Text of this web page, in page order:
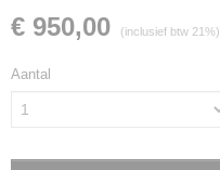
€ 950,00 (inclusief btw 21%)
Aantal